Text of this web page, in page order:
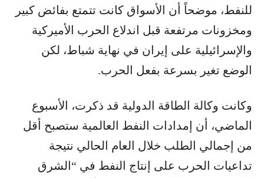
للنفط، موضحاً أن الأسواق كانت تتمتع بفائض كبير
ومخزونات مرتفعة قبل اندلاع الحرب الأميركية
والإسرائيلية على إيران في نهاية شباط، لكن
الوضع تغير بسرعة بفعل الحرب.
وكانت وكالة الطاقة الدولية قد ذكرت، الأسبوع
الماضي، أن إمدادات النفط العالمية ستصبح أقل
من إجمالي الطلب خلال العام الحالي نتيجة
تداعيات الحرب على إنتاج النفط في “الشرق